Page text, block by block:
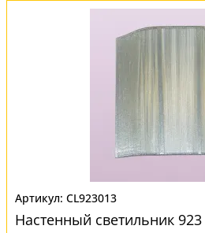
CL923013
Настенный светильник 923